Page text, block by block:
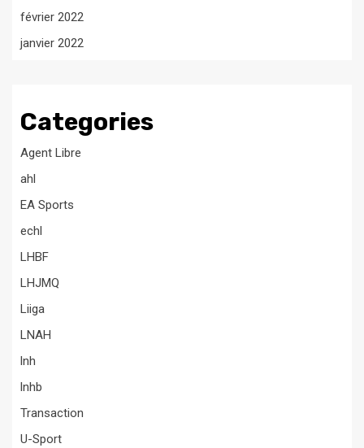
février 2022
janvier 2022
Categories
Agent Libre
ahl
EA Sports
echl
LHBF
LHJMQ
Liiga
LNAH
lnh
lnhb
Transaction
U-Sport